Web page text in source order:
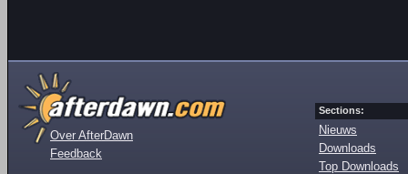
Over AfterDawn
Feedback
Sections:
Nieuws
Downloads
Top Downloads